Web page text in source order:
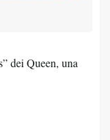
dei Queen, una